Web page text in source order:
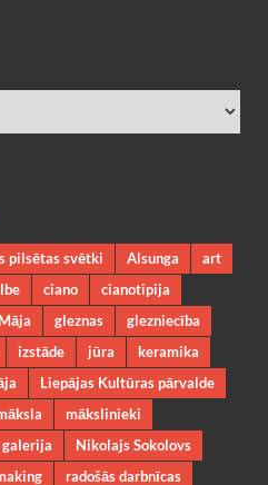
pilsētas svētki Alsunga
art
ciano
cianotipija
gleznas
glezniecība
izstāde jūra
keramika
Liepājas Kultūras pārvalde
mākslinieki
Nikolajs Sokolovs
radošās darbnīcas